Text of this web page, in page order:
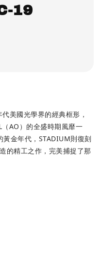
19
美國光學界的經典框形，
AO）的全盛時期風靡一
金年代，STADIUM則復刻
的精工之作，完美捕捉了那